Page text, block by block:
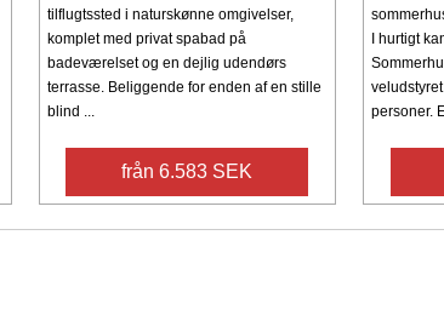
tilflugtssted i naturskønne omgivelser,
komplet med privat spabad på
badeværelset og en dejlig udendørs
terrasse. Beliggende for enden af ​​en stille
blind ...
från 6.583 SEK
I hurtigt
personer.